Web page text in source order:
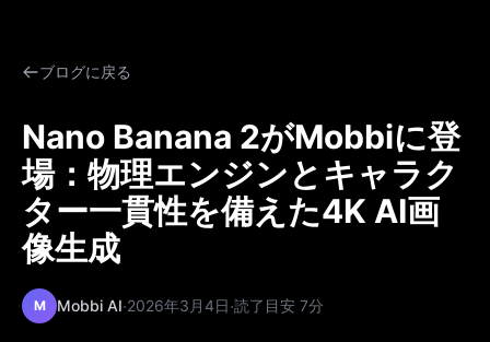
ブログに戻る
Nano Banana 2がMobbiに登
場：物理エンジンとキャラク
ター一貫性を備えた4K AI画
像生成
M Mobbi AI·2026年3月4日·読了目安 7分